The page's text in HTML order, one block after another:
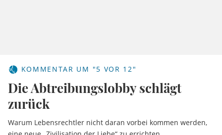
KOMMENTAR UM "5 VOR 12"
Die Abtreibungslobby schlägt
zurück
Warum Lebensrechtler nicht daran vorbei kommen werden,